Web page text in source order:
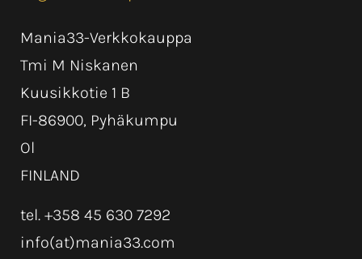
Mania33-Verkkokauppa
Tmi M Niskanen
Kuusikkotie 1 B
FI-86900, Pyhäkumpu
Ol
FINLAND
tel. +358 45 630 7292
info(at)mania33.com